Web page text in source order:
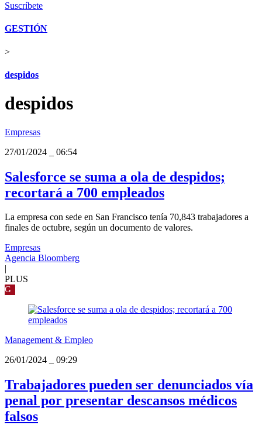
Suscríbete
GESTIÓN
>
despidos
despidos
Empresas
27/01/2024
06:54
Salesforce se suma a ola de despidos;
recortará a 700 empleados
La empresa con sede en San Francisco tenía 70,843 trabajadores a
finales de octubre, según un documento de valores.
Empresas
Agencia Bloomberg
PLUS
G
Management & Empleo
26/01/2024
09:29
Trabajadores pueden ser denunciados vía
penal por presentar descansos médicos
falsos